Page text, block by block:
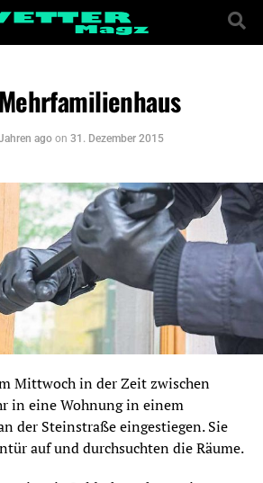
ago on 31. Dezember 2015
Mittwoch in der Zeit zwischen
in eine Wohnung in einem
der Steinstraße eingestiegen. Sie
auf und durchsuchten die Räume.